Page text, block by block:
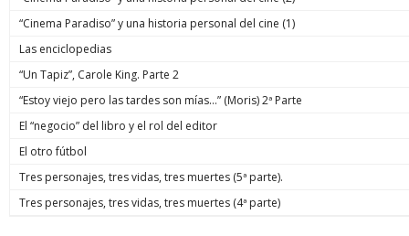
“Cinema Paradiso” y una historia personal del cine (1)
Las enciclopedias
“Un Tapiz”, Carole King. Parte 2
“Estoy viejo pero las tardes son mías…” (Moris) 2ª Parte
El “negocio” del libro y el rol del editor
El otro fútbol
Tres personajes, tres vidas, tres muertes (5ª parte).
Tres personajes, tres vidas, tres muertes (4ª parte)